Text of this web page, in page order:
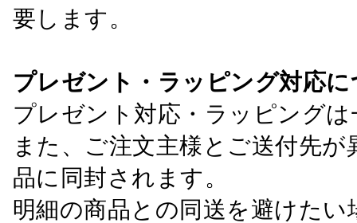
要します。
プレゼント・ラッピング対応
プレゼント対応・ラッピング
また、ご注文主様とご送付先
品に同封されます。
明細の商品との同送を避けた